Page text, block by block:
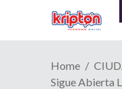
Home
Sigue Abierta